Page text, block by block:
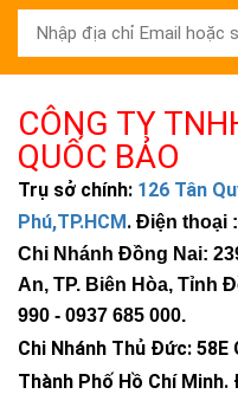
CÔNG TY
QUỐC BẢO
Trụ sở chính: 126 Tân
Phú,TP.HCM. Điện thoại :
Chi Nhánh Đồng Nai:
An, TP. Biên Hòa, Tỉnh
990 - 0937 685 000.
Chi Nhánh Thủ Đức: 58E
Thành Phố Hồ Chí Minh.